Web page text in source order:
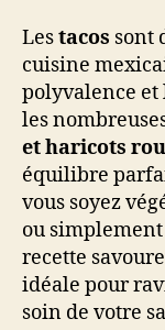
Lestacos sont
cuisine
polyvalence et
les
et haricots
équilibre
vous soyez
ou
recette
idéale pour
soin de votre